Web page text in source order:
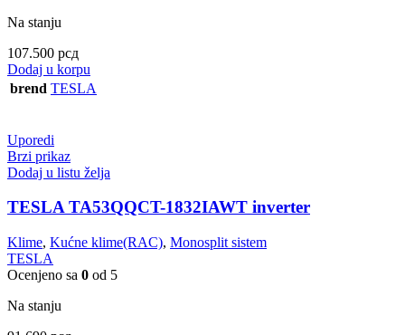
Na stanju
107.500 рсд
Dodaj u korpu
brend TESLA
Uporedi
Brzi prikaz
Dodaj u listu želja
TESLA TA53QQCT-1832IAWT inverter
Klime, Kućne klime(RAC), Monosplit sistem
TESLA
Ocenjeno sa 0 od 5
Na stanju